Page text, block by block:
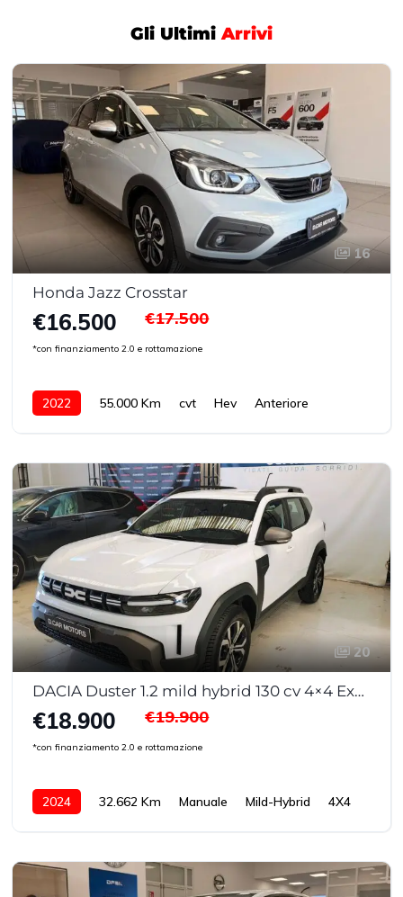
Gli UltimiArrivi
16
Honda Jazz Crosstar
€16.500
*con finanziamento 2.0 e rottamazione
€17.500
2022 55.000 Km cvt Hev Anteriore
20
DACIA Duster 1.2 mild hybrid 130 cv 4×4 Expression
€18.900
*con finanziamento 2.0 e rottamazione
€19.900
2024 32.662 Km Manuale Mild-Hybrid 4X4